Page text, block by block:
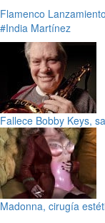
Flamenco
#India Martínez
Fallece Bobby Keys,
Madonna, cirugía